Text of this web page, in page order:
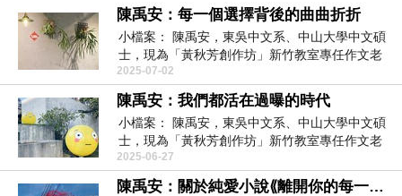
陳禹安：每一個選擇背後的曲曲折折
小檔案： 陳禹安，東吳中文系、中山大學中文碩
士，現為「黃秋芳創作坊」新竹教室專任作文老
師。曾任《小...
2025-07-02
陳禹安：我們都活在過曝的時代
小檔案： 陳禹安，東吳中文系、中山大學中文碩
士，現為「黃秋芳創作坊」新竹教室專任作文老
師。曾任《小...
2025-06-27
陳禹安：關於純愛小說⟪離開你的每一次準備⟫的強大後座力